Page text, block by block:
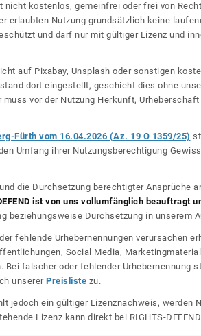
nicht kostenlos, gemeinfrei oder frei von
erlaubten Nutzung grundsätzlich keine
und darf nur mit gültiger Lizenz und
auf Pixabay, Unsplash oder sonstigen
dort eingestellt, geschieht dies ohne
vor der Nutzung Herkunft,
Fürth vom 16.04.2026 (Az. 19 O 1359/25)
Umfang ihrer Nutzungsberechtigung
die Durchsetzung berechtigter Ansprüche
ist von uns vollumfänglich beauftragt
beziehungsweise Durchsetzung in unserem
fehlende Urhebernennungen verursachen
Social Media,
Bei falscher oder fehlender Urhebernennung
unserer Preisliste zu.
jedoch ein gültiger Lizenznachweis, werden
Lizenz kann direkt bei RIGHTS-